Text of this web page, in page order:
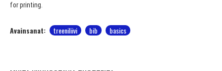
for printing.
Avainsanat: treeniliivi bib basics